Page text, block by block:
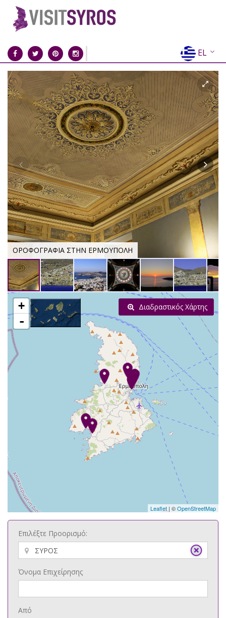
EL
EN
FR
DE
IT
ES
RU
CN
ΟΡΟΦΟΓΡΑΦΙΑ ΣΤΗΝ ΕΡΜΟΥΠΟΛΗ
+
-
Leaflet | ©OpenStreetMap
Διαδραστικός Χάρτης
Επιλέξτε Προορισμό:
Όνομα Επιχείρησης
Από